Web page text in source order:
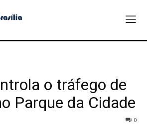
o tráfego de
Parque da Cidade
0